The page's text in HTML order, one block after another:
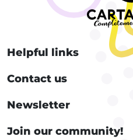
Helpful links
Contact us
Newsletter
Join our community!